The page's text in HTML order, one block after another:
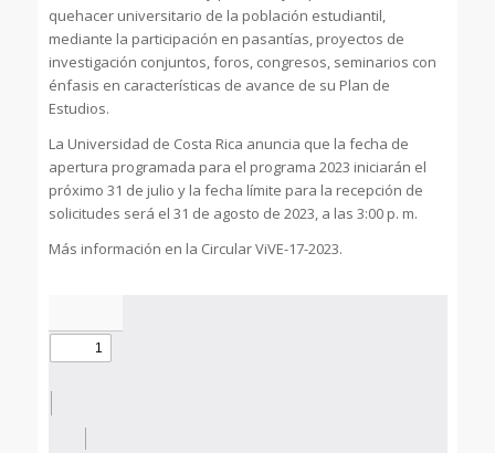
quehacer universitario de la población estudiantil,
mediante la participación en pasantías, proyectos de
investigación conjuntos, foros, congresos, seminarios con
énfasis en características de avance de su Plan de
Estudios.
La Universidad de Costa Rica anuncia que la fecha de
apertura programada para el programa 2023 iniciarán el
próximo 31 de julio y la fecha límite para la recepción de
solicitudes será el 31 de agosto de 2023, a las 3:00 p. m.
Más información en la Circular ViVE-17-2023.